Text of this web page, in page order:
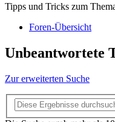
Tipps und Tricks zum
Foren-Übersicht
Unbeantwortete
Zur erweiterten Suche